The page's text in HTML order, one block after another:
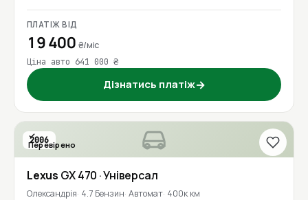
ПЛАТІЖ ВІД
19 400 ₴/міс
Ціна авто 641 000 ₴
Дізнатись платіж→
2006
Перевірено
Lexus GX 470 · Універсал
Олександрія 4.7 Бензин Автомат 400к км